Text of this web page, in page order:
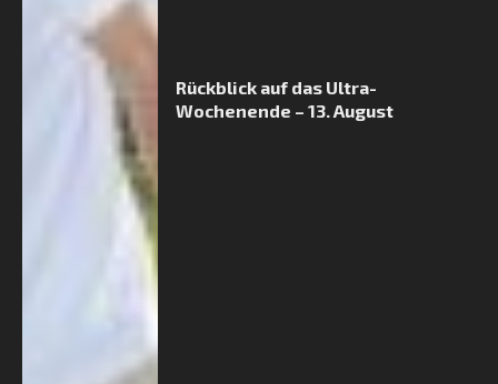
Rückblick auf das Ultra-
Wochenende – 13. August